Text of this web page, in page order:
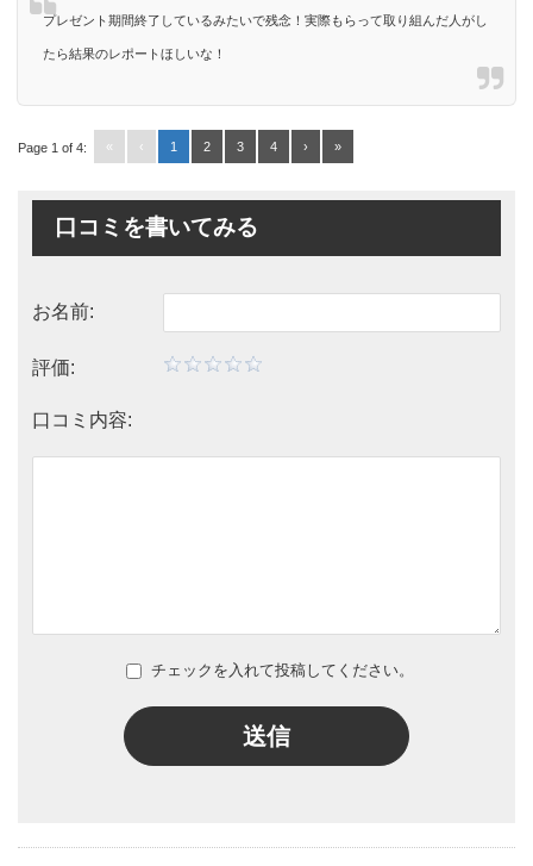
プレゼント期間終了しているみたいで残念！実際もらって取り組んだ人がし
たら結果のレポートほしいな！
Page 1 of 4: « ‹ 1 2 3 4 › »
口コミを書いてみる
お名前:
評価:
口コミ内容:
チェックを入れて投稿してください。
送信